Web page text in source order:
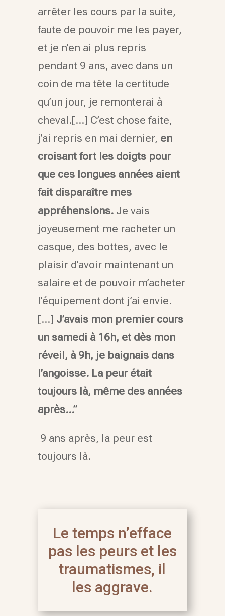
arrêter les cours par la suite,
faute de pouvoir me les payer,
et je n’en ai plus repris
pendant 9 ans, avec dans un
coin de ma tête la certitude
qu’un jour, je remonterai à
cheval.[…] C’est chose faite,
j’ai repris en mai dernier, en
croisant fort les doigts pour
que ces longues années aient
fait disparaître mes
appréhensions.Je vais
joyeusement me racheter un
casque, des bottes, avec le
plaisir d’avoir maintenant un
salaire et de pouvoir m’acheter
l’équipement dont j’ai envie.
[…] J’avais mon premier cours
un samedi à 16h, et dès mon
réveil, à 9h, je baignais dans
l’angoisse. La peur était
toujours là, même des années
après…”
9 ans après, la peur est
toujours là.
Le temps n’efface
pas les peurs et les
traumatismes, il
les aggrave.